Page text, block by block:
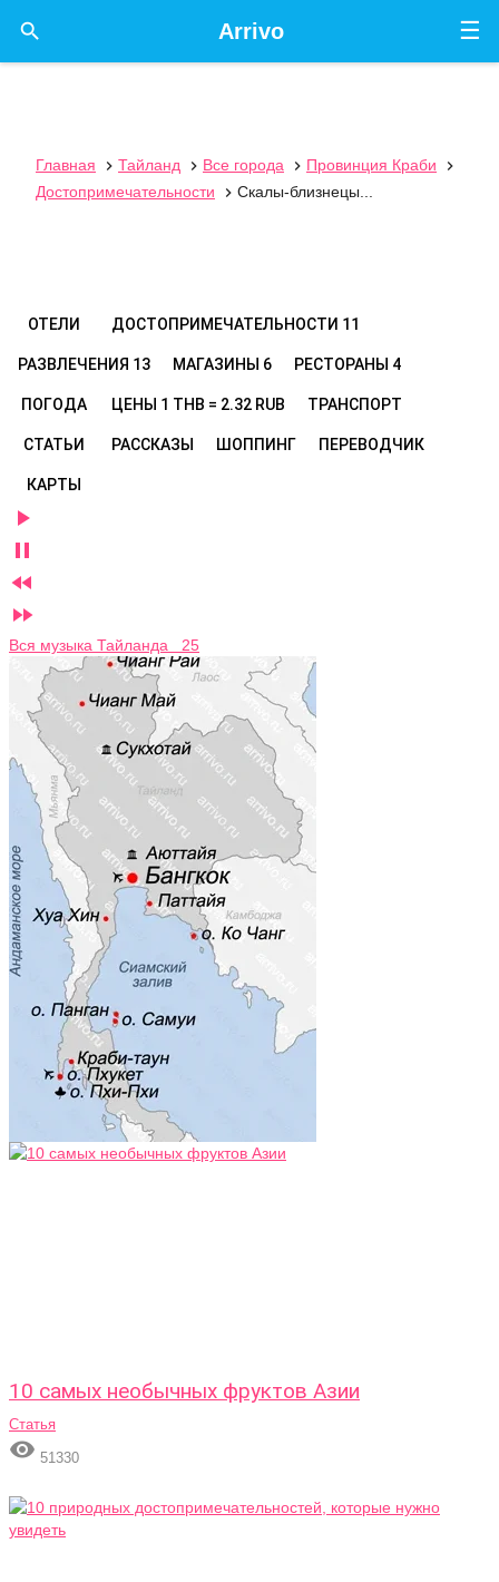
☰
Arrivo

Главная  Тайланд  Все города  Провинция Краби

Достопримечательности
 Скалы-близнецы...
ОТЕЛИ ДОСТОПРИМЕЧАТЕЛЬНОСТИ 11
РАЗВЛЕЧЕНИЯ 13 МАГАЗИНЫ 6 РЕСТОРАНЫ 4
ПОГОДА ЦЕНЫ 1 THB = 2.32 RUB ТРАНСПОРТ
СТАТЬИ РАССКАЗЫ ШОППИНГ ПЕРЕВОДЧИК
КАРТЫ




Вся музыка Тайланда 25
10 самых необычных фруктов Азии
Статья
 51330